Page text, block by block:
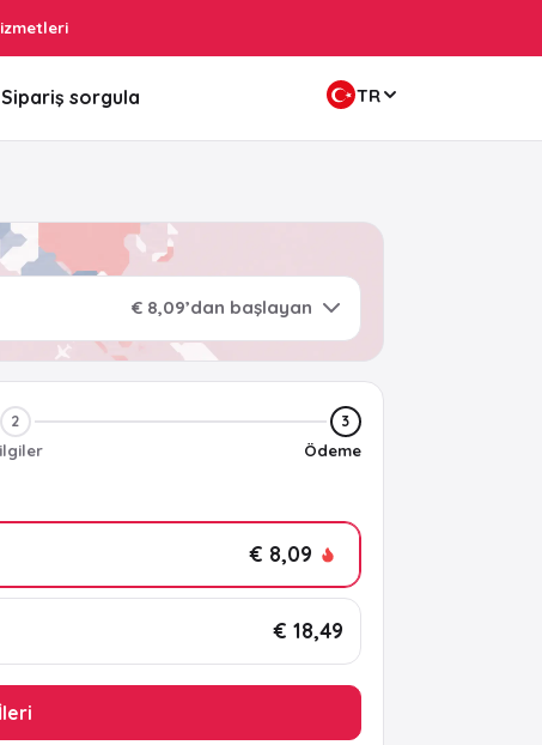
Sipariş sorgula TR
€ 8,09’dan başlayan
2 3
Ödeme
€ 8,09
€ 18,49
İleri